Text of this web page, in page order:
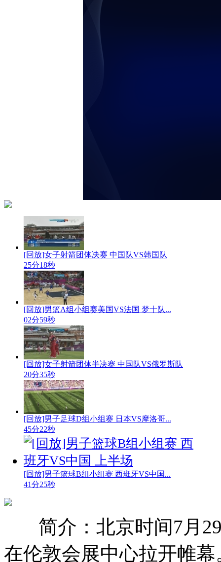
[回放]女子射箭团体决赛 中国队VS韩国队
25分18秒
[回放]男篮A组小组赛美国VS法国 梦十队...
02分59秒
[回放]女子射箭团体半决赛 中国队VS俄罗斯队
20分35秒
[回放]男子足球D组小组赛 日本VS摩洛哥...
45分22秒
[回放]男子篮球B组小组赛 西班牙VS中国...
41分25秒
简介：北京时间7月
在伦敦会展中心拉开帷